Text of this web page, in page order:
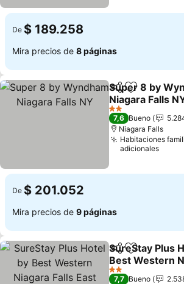
De $ 189.258
Mira precios de 8 páginas
CompartirAgregar a
Super 8 by
Niagara Falls
Ver precios
2 Estrellas
7,6 Bueno
Niagara Falls
Habitaciones
adicionales
De $ 201.052
Mira precios de 9 páginas
CompartirAgregar a
SureStay Plus
Best Western
Falls East
Ver precios
2 Estrellas
7,7 Bueno